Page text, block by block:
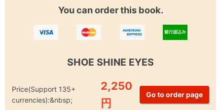
You can order this book.
SHOE SHINE EYES
Price(Support 135+
currencies):&nbsp;
2,250
円